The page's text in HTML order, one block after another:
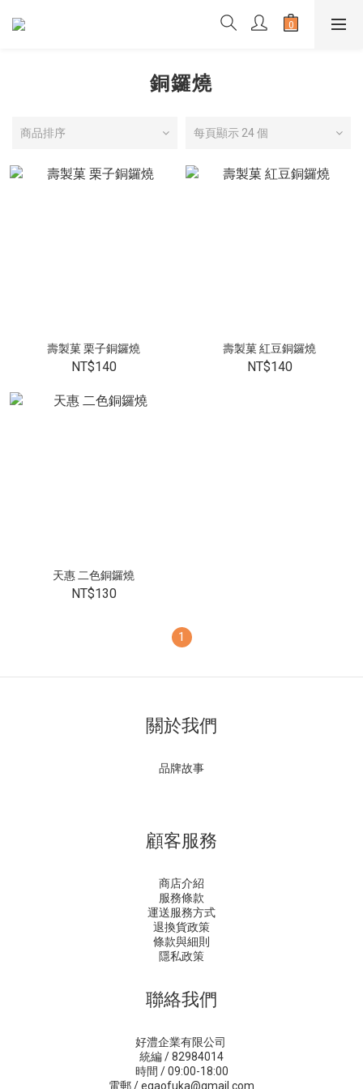
銅鑼燒
商品排序 每頁顯示 24 個
壽製菓 栗子銅鑼燒
NT$140
壽製菓 紅豆銅鑼燒
NT$140
天惠 二色銅鑼燒
NT$130
1
關於我們
品牌故事
顧客服務
商店介紹
服務條款
運送服務方式
退換貨政策
條款與細則
隱私政策
聯絡我們
好澧企業有限公司
統編 / 82984014
時間 / 09:00-18:00
電郵 / egaofuka@gmail.com